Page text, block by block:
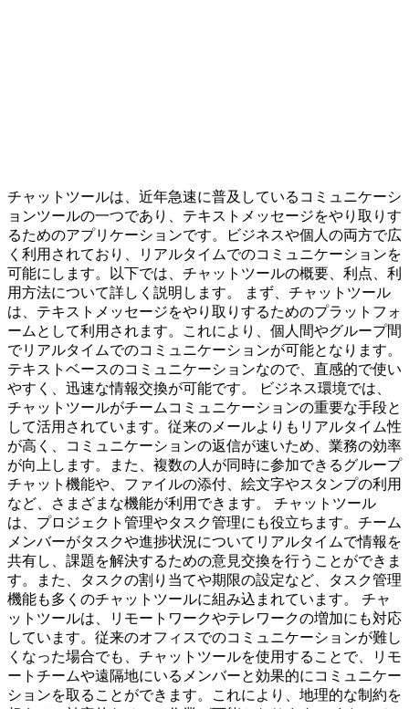
チャットツールは、近年急速に普及しているコミュニケーシ
ョンツールの一つであり、テキストメッセージをやり取りす
るためのアプリケーションです。ビジネスや個人の両方で広
く利用されており、リアルタイムでのコミュニケーションを
可能にします。以下では、チャットツールの概要、利点、利
用方法について詳しく説明します。 まず、チャットツール
は、テキストメッセージをやり取りするためのプラットフォ
ームとして利用されます。これにより、個人間やグループ間
でリアルタイムでのコミュニケーションが可能となります。
テキストベースのコミュニケーションなので、直感的で使い
やすく、迅速な情報交換が可能です。 ビジネス環境では、
チャットツールがチームコミュニケーションの重要な手段と
して活用されています。従来のメールよりもリアルタイム性
が高く、コミュニケーションの返信が速いため、業務の効率
が向上します。また、複数の人が同時に参加できるグループ
チャット機能や、ファイルの添付、絵文字やスタンプの利用
など、さまざまな機能が利用できます。 チャットツール
は、プロジェクト管理やタスク管理にも役立ちます。チーム
メンバーがタスクや進捗状況についてリアルタイムで情報を
共有し、課題を解決するための意見交換を行うことができま
す。また、タスクの割り当てや期限の設定など、タスク管理
機能も多くのチャットツールに組み込まれています。 チャ
ットツールは、リモートワークやテレワークの増加にも対応
しています。従来のオフィスでのコミュニケーションが難し
くなった場合でも、チャットツールを使用することで、リモ
ートチームや遠隔地にいるメンバーと効果的にコミュニケー
ションを取ることができます。これにより、地理的な制約を